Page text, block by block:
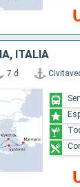
ITALIA
7 d